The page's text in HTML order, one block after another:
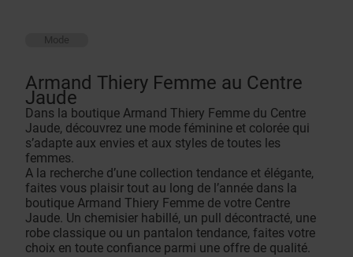
Mode
Armand Thiery Femme au Centre
Jaude
Dans la boutique Armand Thiery Femme du Centre
Jaude, découvrez une mode féminine et colorée qui
s’adapte aux envies et aux styles de toutes les
femmes.
A la recherche d’une collection tendance et élégante,
faites vous plaisir tout au long de l’année dans la
boutique Armand Thiery Femme de votre Centre
Jaude. Un chemisier habillé, un pull décontracté, une
robe classique ou un pantalon tendance, faites votre
choix en toute confiance parmi une offre de qualité.